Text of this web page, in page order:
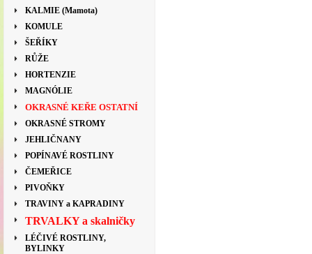
KALMIE (Mamota)
KOMULE
ŠEŘÍKY
RŮŽE
HORTENZIE
MAGNÓLIE
OKRASNÉ KEŘE OSTATNÍ
OKRASNÉ STROMY
JEHLIČNANY
POPÍNAVÉ ROSTLINY
ČEMEŘICE
PIVOŇKY
TRAVINY a KAPRADINY
TRVALKY a skalničky
LÉČIVÉ ROSTLINY,
BYLINKY